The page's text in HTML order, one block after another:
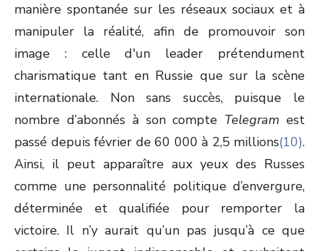
manière spontanée sur les réseaux sociaux et à
manipuler la réalité, afin de promouvoir son
image : celle d'un leader prétendument
charismatique tant en Russie que sur la scène
internationale. Non sans succès, puisque le
nombre d’abonnés à son compte Telegramest
passé depuis février de 60 000 à 2,5 millions(10).
Ainsi, il peut apparaître aux yeux des Russes
comme une personnalité politique d’envergure,
déterminée et qualifiée pour remporter la
victoire. Il n’y aurait qu’un pas jusqu’à ce que